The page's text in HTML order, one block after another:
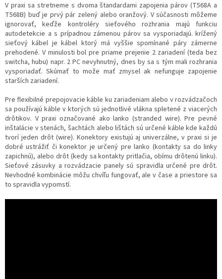
V praxi sa stretneme s dvoma štandardami zapojenia párov (T568A a
T568B) buď je prvý pár zelený alebo oranžový. V súčasnosti môžeme
ignorovať, keďže kontroléry sieťového rozhrania majú funkciu
autodetekcie a s prípadnou zámenou párov sa vysporiadajú. krížený
sieťový kábel je kábel ktorý má vyššie spomínané páry zámerne
prehodené. V minulosti bol pre priame prejenie 2 zariadení (teda bez
switcha, hubu) napr. 2 PC nevyhnutný, dnes by sa s tým mali rozhrania
vysporiadať. Skúmať to može mať zmysel ak nefunguje zapojenie
starších zariadení.
Pre flexibilné prepojovacie káble ku zariadeniam alebo v rozvádzačoch
sa používajú káble v ktorých sú jednotlivé vlákna spletené z viacerých
drôtikov. V praxi označované ako lanko (stranded wire). Pre pevné
inštalácie v stenách, šachtách alebo lištách sú určené káble kde každú
tvorí jeden drôt (wire). Konektory existujú aj univerzálne, v praxi si je
dobré ustrážiť či konektor je určený pre lanko (kontakty sa do linky
zapichnú), alebo drôt (kedy sa kontakty pritlačia, obímu drôtenú linku).
Sieťové zásuvky a rozvádzacie panely sú spravidla určené pre drôt.
Nevhodné kombinácie môžu chvíľu fungovať, ale v čase a priestore sa
to spravidla vypomstí.